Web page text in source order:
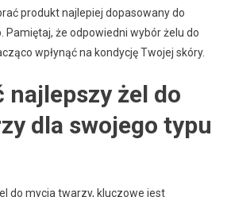
produkt najlepiej dopasowany do
Pamiętaj, że odpowiedni wybór żelu do
wpłynąć na kondycję Twojej skóry.
najlepszy żel do
dla swojego typu
do mycia twarzy, kluczowe jest